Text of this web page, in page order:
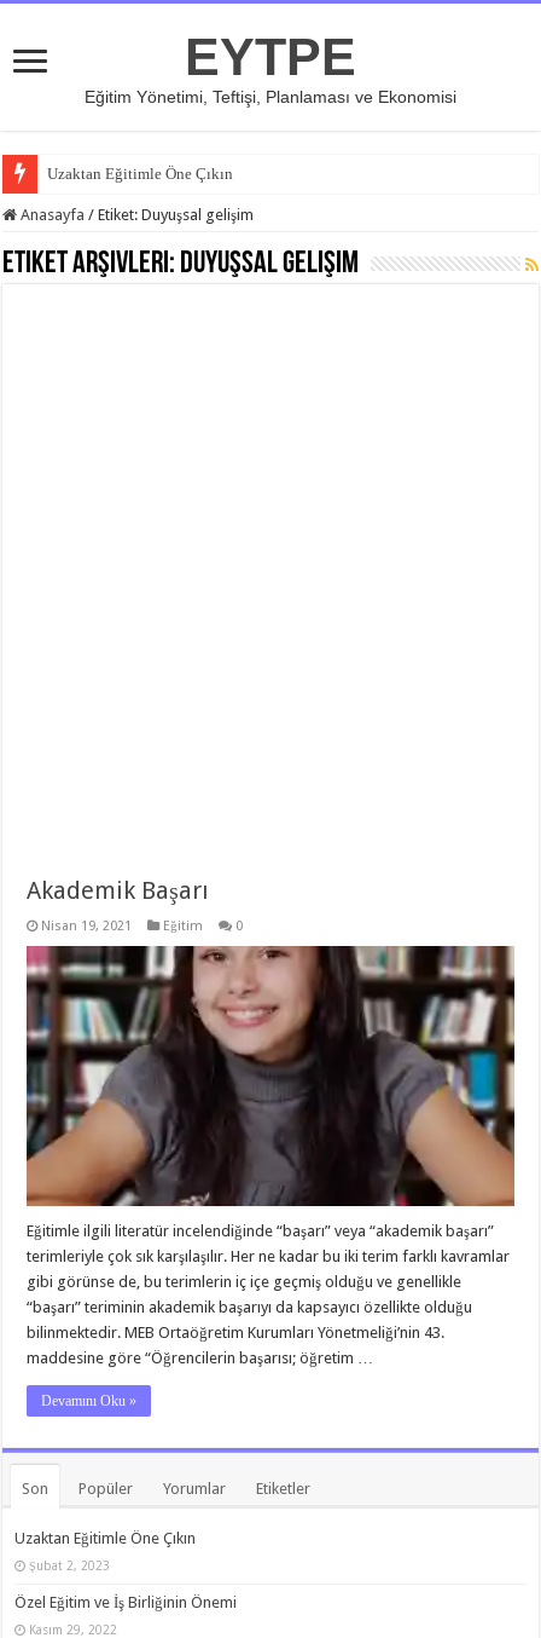
EYTPE
Eğitim Yönetimi, Teftişi, Planlaması ve Ekonomisi
Uzaktan Eğitimle Öne Çıkın
Anasayfa / Etiket:Duyuşsal gelişim
Etiket Arşivleri: Duyuşsal gelişim
Akademik Başarı
Nisan 19, 2021 Eğitim 0
Eğitimle ilgili literatür incelendiğinde “başarı” veya “akademik başarı”
terimleriyle çok sık karşılaşılır. Her ne kadar bu iki terim farklı kavramlar
gibi görünse de, bu terimlerin iç içe geçmiş olduğu ve genellikle
“başarı” teriminin akademik başarıyı da kapsayıcı özellikte olduğu
bilinmektedir. MEB Ortaöğretim Kurumları Yönetmeliği’nin 43.
maddesine göre “Öğrencilerin başarısı; öğretim …
Devamını Oku »
Son Popüler Yorumlar Etiketler
Uzaktan Eğitimle Öne Çıkın
Şubat 2, 2023
Özel Eğitim ve İş Birliğinin Önemi
Kasım 29, 2022